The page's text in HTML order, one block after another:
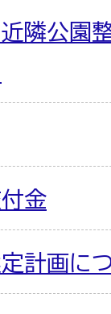
隣公園
金
計画に